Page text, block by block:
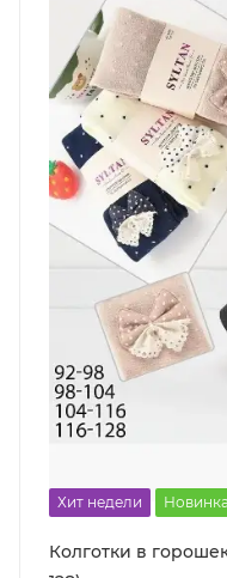
Хит недели Новинка
Колготки в